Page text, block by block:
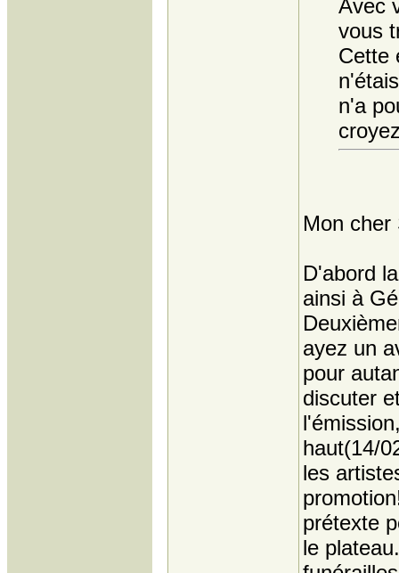
Avec
vous
Cette
n'a
Mon cher
D'abord
ainsi à
ayez un
pour
discuter
haut(14/
les
prétexte
le